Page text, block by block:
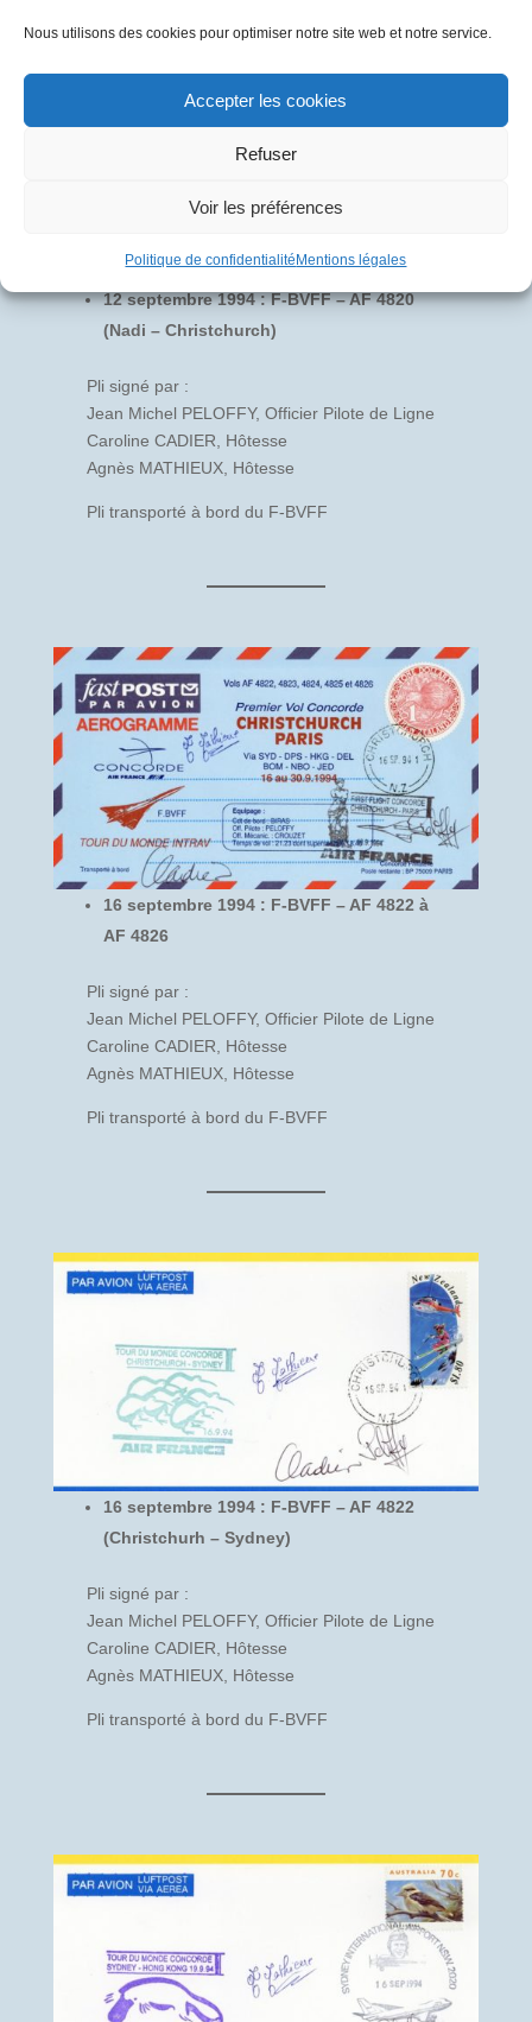
Nous utilisons des cookies pour optimiser notre site web et notre service.
Accepter les cookies
Refuser
Voir les préférences
Politique de confidentialité Mentions légales
12 septembre 1994 : F-BVFF – AF 4820
(Nadi – Christchurch)
Pli signé par :
Jean Michel PELOFFY, Officier Pilote de Ligne
Caroline CADIER, Hôtesse
Agnès MATHIEUX, Hôtesse
Pli transporté à bord du F-BVFF
16 septembre 1994 : F-BVFF – AF 4822 à
AF 4826
Pli signé par :
Jean Michel PELOFFY, Officier Pilote de Ligne
Caroline CADIER, Hôtesse
Agnès MATHIEUX, Hôtesse
Pli transporté à bord du F-BVFF
16 septembre 1994 : F-BVFF – AF 4822
(Christchurh – Sydney)
Pli signé par :
Jean Michel PELOFFY, Officier Pilote de Ligne
Caroline CADIER, Hôtesse
Agnès MATHIEUX, Hôtesse
Pli transporté à bord du F-BVFF